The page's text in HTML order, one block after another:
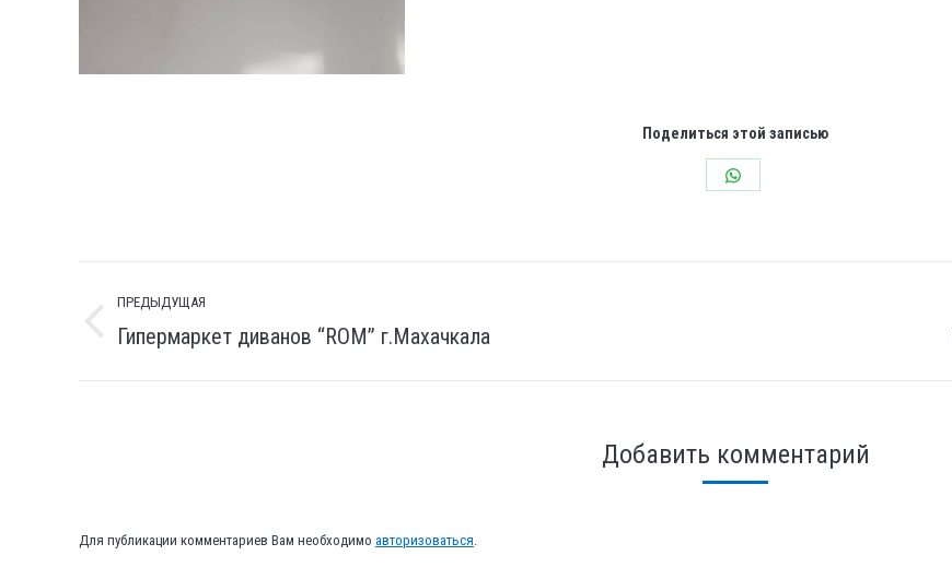
Поделиться этой записью
по
комментариям
ПРЕДЫДУЩАЯ
Предыдущая
Гипермаркет диванов “ROM” г.Махачкала
Добавить комментарий
Для публикации комментариев Вам необходимо авторизоваться.